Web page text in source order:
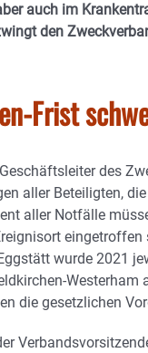
auch im
den
Frist
des
aller Beteiligten,
aller Notfälle
eingetroffen
wurde 2021
die gesetzlichen